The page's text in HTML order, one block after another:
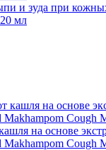
и зуда при
мл
на основе
Cough